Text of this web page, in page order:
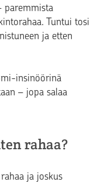
paremmista
Tuntui tosi
ja etten
insinöörinä
– jopa salaa
rahaa?
ja joskus